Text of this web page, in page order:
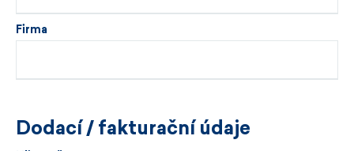
Firma
Dodací / fakturační údaje